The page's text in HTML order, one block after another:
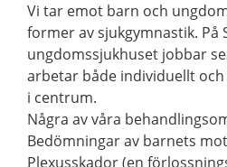
Vi tar emot barn och
former av sjukgymnastik. På
ungdomssjukhuset jobbar
arbetar både individuellt
i centrum.
Några av våra
Bedömningar av barnets
Plexusskador (en